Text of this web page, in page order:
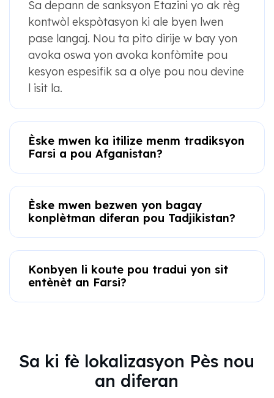
Sa depann de sanksyon Etazini yo ak règ
kontwòl ekspòtasyon ki ale byen lwen
pase langaj. Nou ta pito dirije w bay yon
avoka oswa yon avoka konfòmite pou
kesyon espesifik sa a olye pou nou devine
l isit la.
Èske mwen ka itilize menm tradiksyon
Farsi a pou Afganistan?
Èske mwen bezwen yon bagay
konplètman diferan pou Tadjikistan?
Konbyen li koute pou tradui yon sit
entènèt an Farsi?
Sa ki fè lokalizasyon Pès nou
an diferan